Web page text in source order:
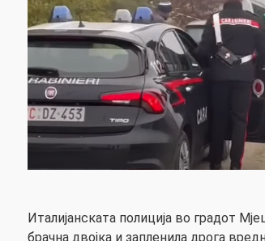
Италијанската полиција во градот
брачна двојка и запленила дрога